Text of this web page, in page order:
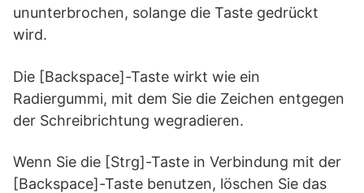
ununterbrochen, solange die Taste gedrückt
wird.
Die [Backspace]-Taste wirkt wie ein
Radiergummi, mit dem Sie die Zeichen entgegen
der Schreibrichtung wegradieren.
Wenn Sie die [Strg]-Taste in Verbindung mit der
[Backspace]-Taste benutzen, löschen Sie das